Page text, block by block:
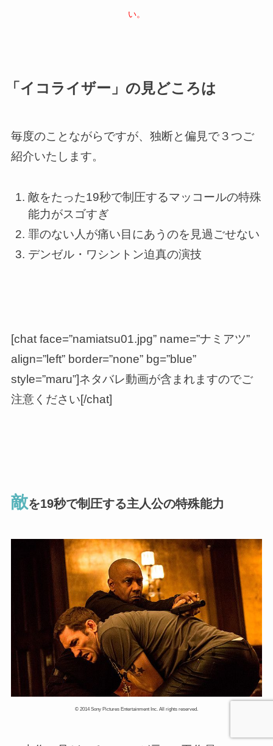
い。
「イコライザー」の見どころは
毎度のことながらですが、独断と偏見で３つご
紹介いたします。
敵をたった19秒で制圧するマッコールの特殊
能力がスゴすぎ
罪のない人が痛い目にあうのを見過ごせない
デンゼル・ワシントン迫真の演技
[chat face=”namiatsu01.jpg” name=”ナミアツ”
align=”left” border=”none” bg=”blue”
style=”maru”]ネタバレ動画が含まれますのでご
注意ください[/chat]
敵を19秒で制圧する主人公の特殊能力
© 2014 Sony Pictures Entertainment Inc. All rights reserved.